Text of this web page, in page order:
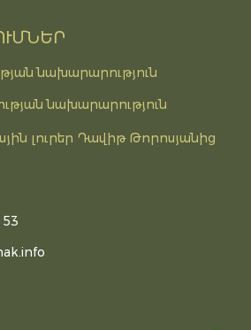
նախարարություն
նախարարություն
լուրեր Դավիթ Թորոսյանից
53